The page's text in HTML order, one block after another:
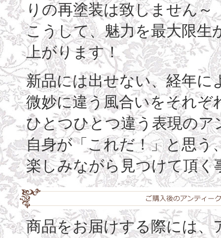
りの再塗装は致しません～
こうして、魅力を最大限生
上がります！
新品には出せない、経年に
微妙に違う風合いをそれぞ
ひとつひとつ違う表現の
自身が「これだ！」と思う
楽しみながら見つけて頂く
商品をお届けする際には、